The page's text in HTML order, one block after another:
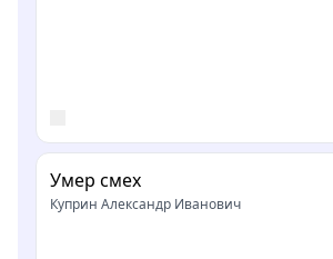
Умер смех
Куприн Александр Иванович